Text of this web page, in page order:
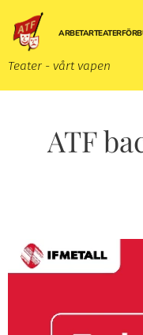
Teater - vårt vapen
ATF